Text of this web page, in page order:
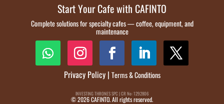
Start Your Cafe with CAFINTO
Complete solutions for specialty cafes — coffee, equipment, and
maintenance
Privacy Policy| Terms & Conditions
INVESTING THRONES SPC | CR No: 1292806
© 2026 CAFINTO. All rights reserved.